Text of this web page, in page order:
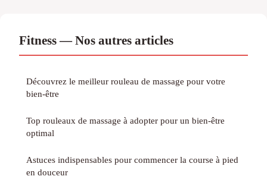
Fitness — Nos autres articles
Découvrez le meilleur rouleau de massage pour votre
bien-être
Top rouleaux de massage à adopter pour un bien-être
optimal
Astuces indispensables pour commencer la course à pied
en douceur